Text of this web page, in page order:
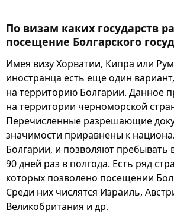
По визам каких государств
посещение Болгарского
Имея визу Хорватии, Кипра или
иностранца есть еще один
на территорию Болгарии. Данное
на территории черноморской
Перечисленные разрешающие
значимости приравнены к
Болгарии, и позволяют пребывать
90 дней раз в полгода. Есть ряд
которых позволено посещении
Среди них числятся Израиль,
Великобритания и др.